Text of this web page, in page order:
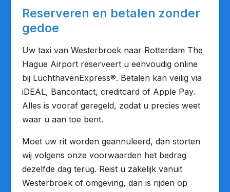
Reserveren en betalen zonder
gedoe
Uw taxi van Westerbroek naar Rotterdam The
Hague Airport reserveert u eenvoudig online
bij LuchthavenExpress®. Betalen kan veilig via
iDEAL, Bancontact, creditcard of Apple Pay.
Alles is vooraf geregeld, zodat u precies weet
waar u aan toe bent.
Moet uw rit worden geannuleerd, dan storten
wij volgens onze voorwaarden het bedrag
dezelfde dag terug. Reist u zakelijk vanuit
Westerbroek of omgeving, dan is rijden op